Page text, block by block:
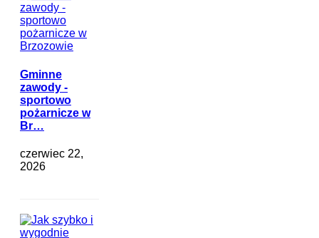
Gminne
zawody -
sportowo
pożarnicze w
Br…
czerwiec 22,
2026